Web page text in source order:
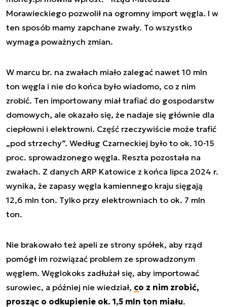
Morawieckiego pozwolił na ogromny import węgla. I w
ten sposób mamy zapchane zwały. To wszystko
wymaga poważnych zmian.
W marcu br. na zwałach miało zalegać nawet 10 mln
ton węgla i nie do końca było wiadomo, co z nim
zrobić. Ten importowany miał trafiać do gospodarstw
domowych, ale okazało się, że nadaje się głównie dla
ciepłowni i elektrowni. Część rzeczywiście może trafić
„pod strzechy”. Według Czarneckiej było to ok. 10-15
proc. sprowadzonego węgla. Reszta pozostała na
zwałach. Z danych ARP Katowice z końca lipca 2024 r.
wynika, że zapasy węgla kamiennego kraju sięgają
12,6 mln ton. Tylko przy elektrowniach to ok. 7 mln
ton.
Nie brakowało też apeli ze strony spółek, aby rząd
pomógł im rozwiązać problem ze sprowadzonym
węglem. Węglokoks zadłużał się, aby importować
surowiec, a później nie wiedział, co z nim zrobić,
prosząc o odkupienie ok. 1,5 mln ton miału.